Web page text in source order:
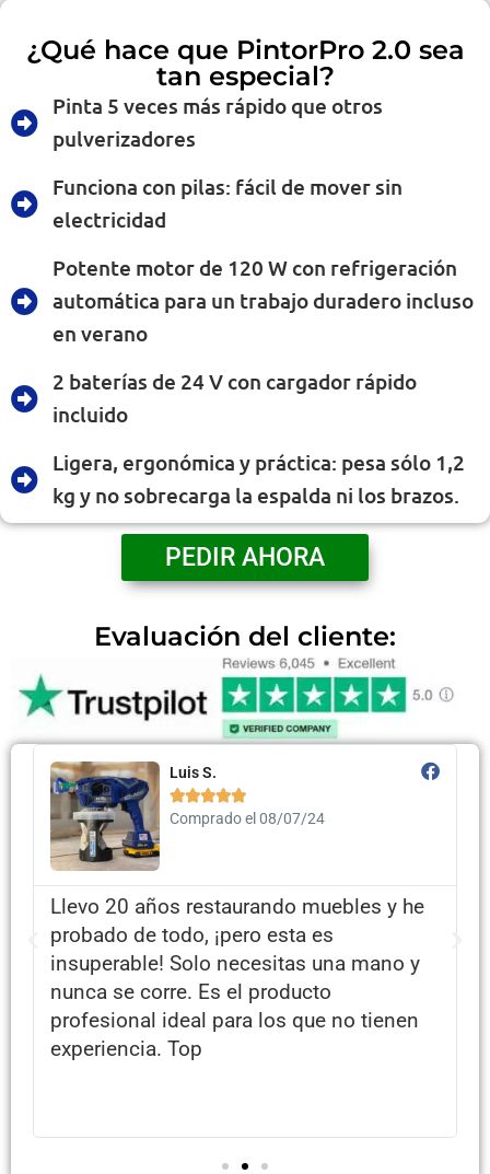
¿Qué hace que PintorPro 2.0 sea
tan especial?
Pinta 5 veces más rápido que otros
pulverizadores
Funciona con pilas: fácil de mover sin
electricidad
Potente motor de 120 W con refrigeración
automática para un trabajo duradero incluso
en verano
2 baterías de 24 V con cargador rápido
incluido
Ligera, ergonómica y práctica: pesa sólo 1,2
kg y no sobrecarga la espalda ni los brazos.
PEDIR AHORA
Evaluación del cliente:
Pablo S.

Comprado el 09/07/24
¡Excelente! Conozco y uso esta marca
desde hace muchos años porque trabajo
en el sector y puedo asegurar que son
productos de primera calidad. A este
precio es una ganga.